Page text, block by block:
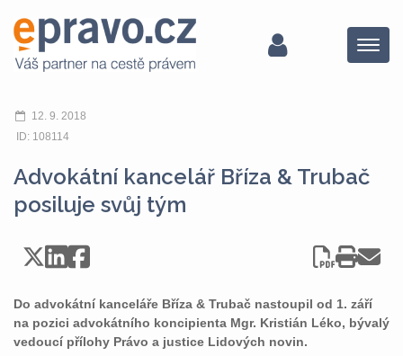
Menu
12. 9. 2018
ID: 108114
Advokátní kancelář Bříza & Trubač
posiluje svůj tým
Do advokátní kanceláře Bříza & Trubač nastoupil od 1. září
na pozici advokátního koncipienta Mgr. Kristián Léko, bývalý
vedoucí přílohy Právo a justice Lidových novin.